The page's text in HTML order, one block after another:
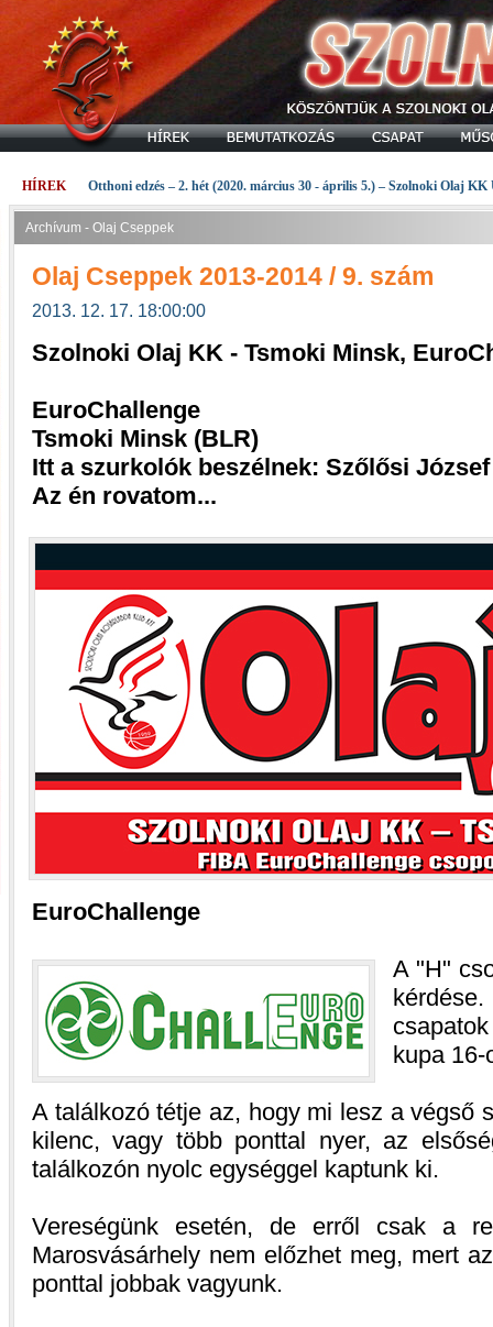
HÍREK Otthoni edzés – 2. hét (2020. március 30 - április 5.) – Szolnoki Olaj KK
Archívum - Olaj Cseppek
Olaj Cseppek 2013-2014 / 9. szám
2013. 12. 17. 18:00:00
Szolnoki Olaj KK - Tsmoki Minsk,
EuroChallenge
Tsmoki Minsk (BLR)
Itt a szurkolók beszélnek: Szőlősi József
Az én rovatom...
EuroChallenge
A H
kupa 16-
A találkozó tétje az, hogy mi lesz a végső
kilenc, vagy több ponttal nyer, az
találkozón nyolc egységgel kaptunk ki.
Vereségünk esetén, de erről csak a
Marosvásárhely nem előzhet meg, mert
ponttal jobbak vagyunk.